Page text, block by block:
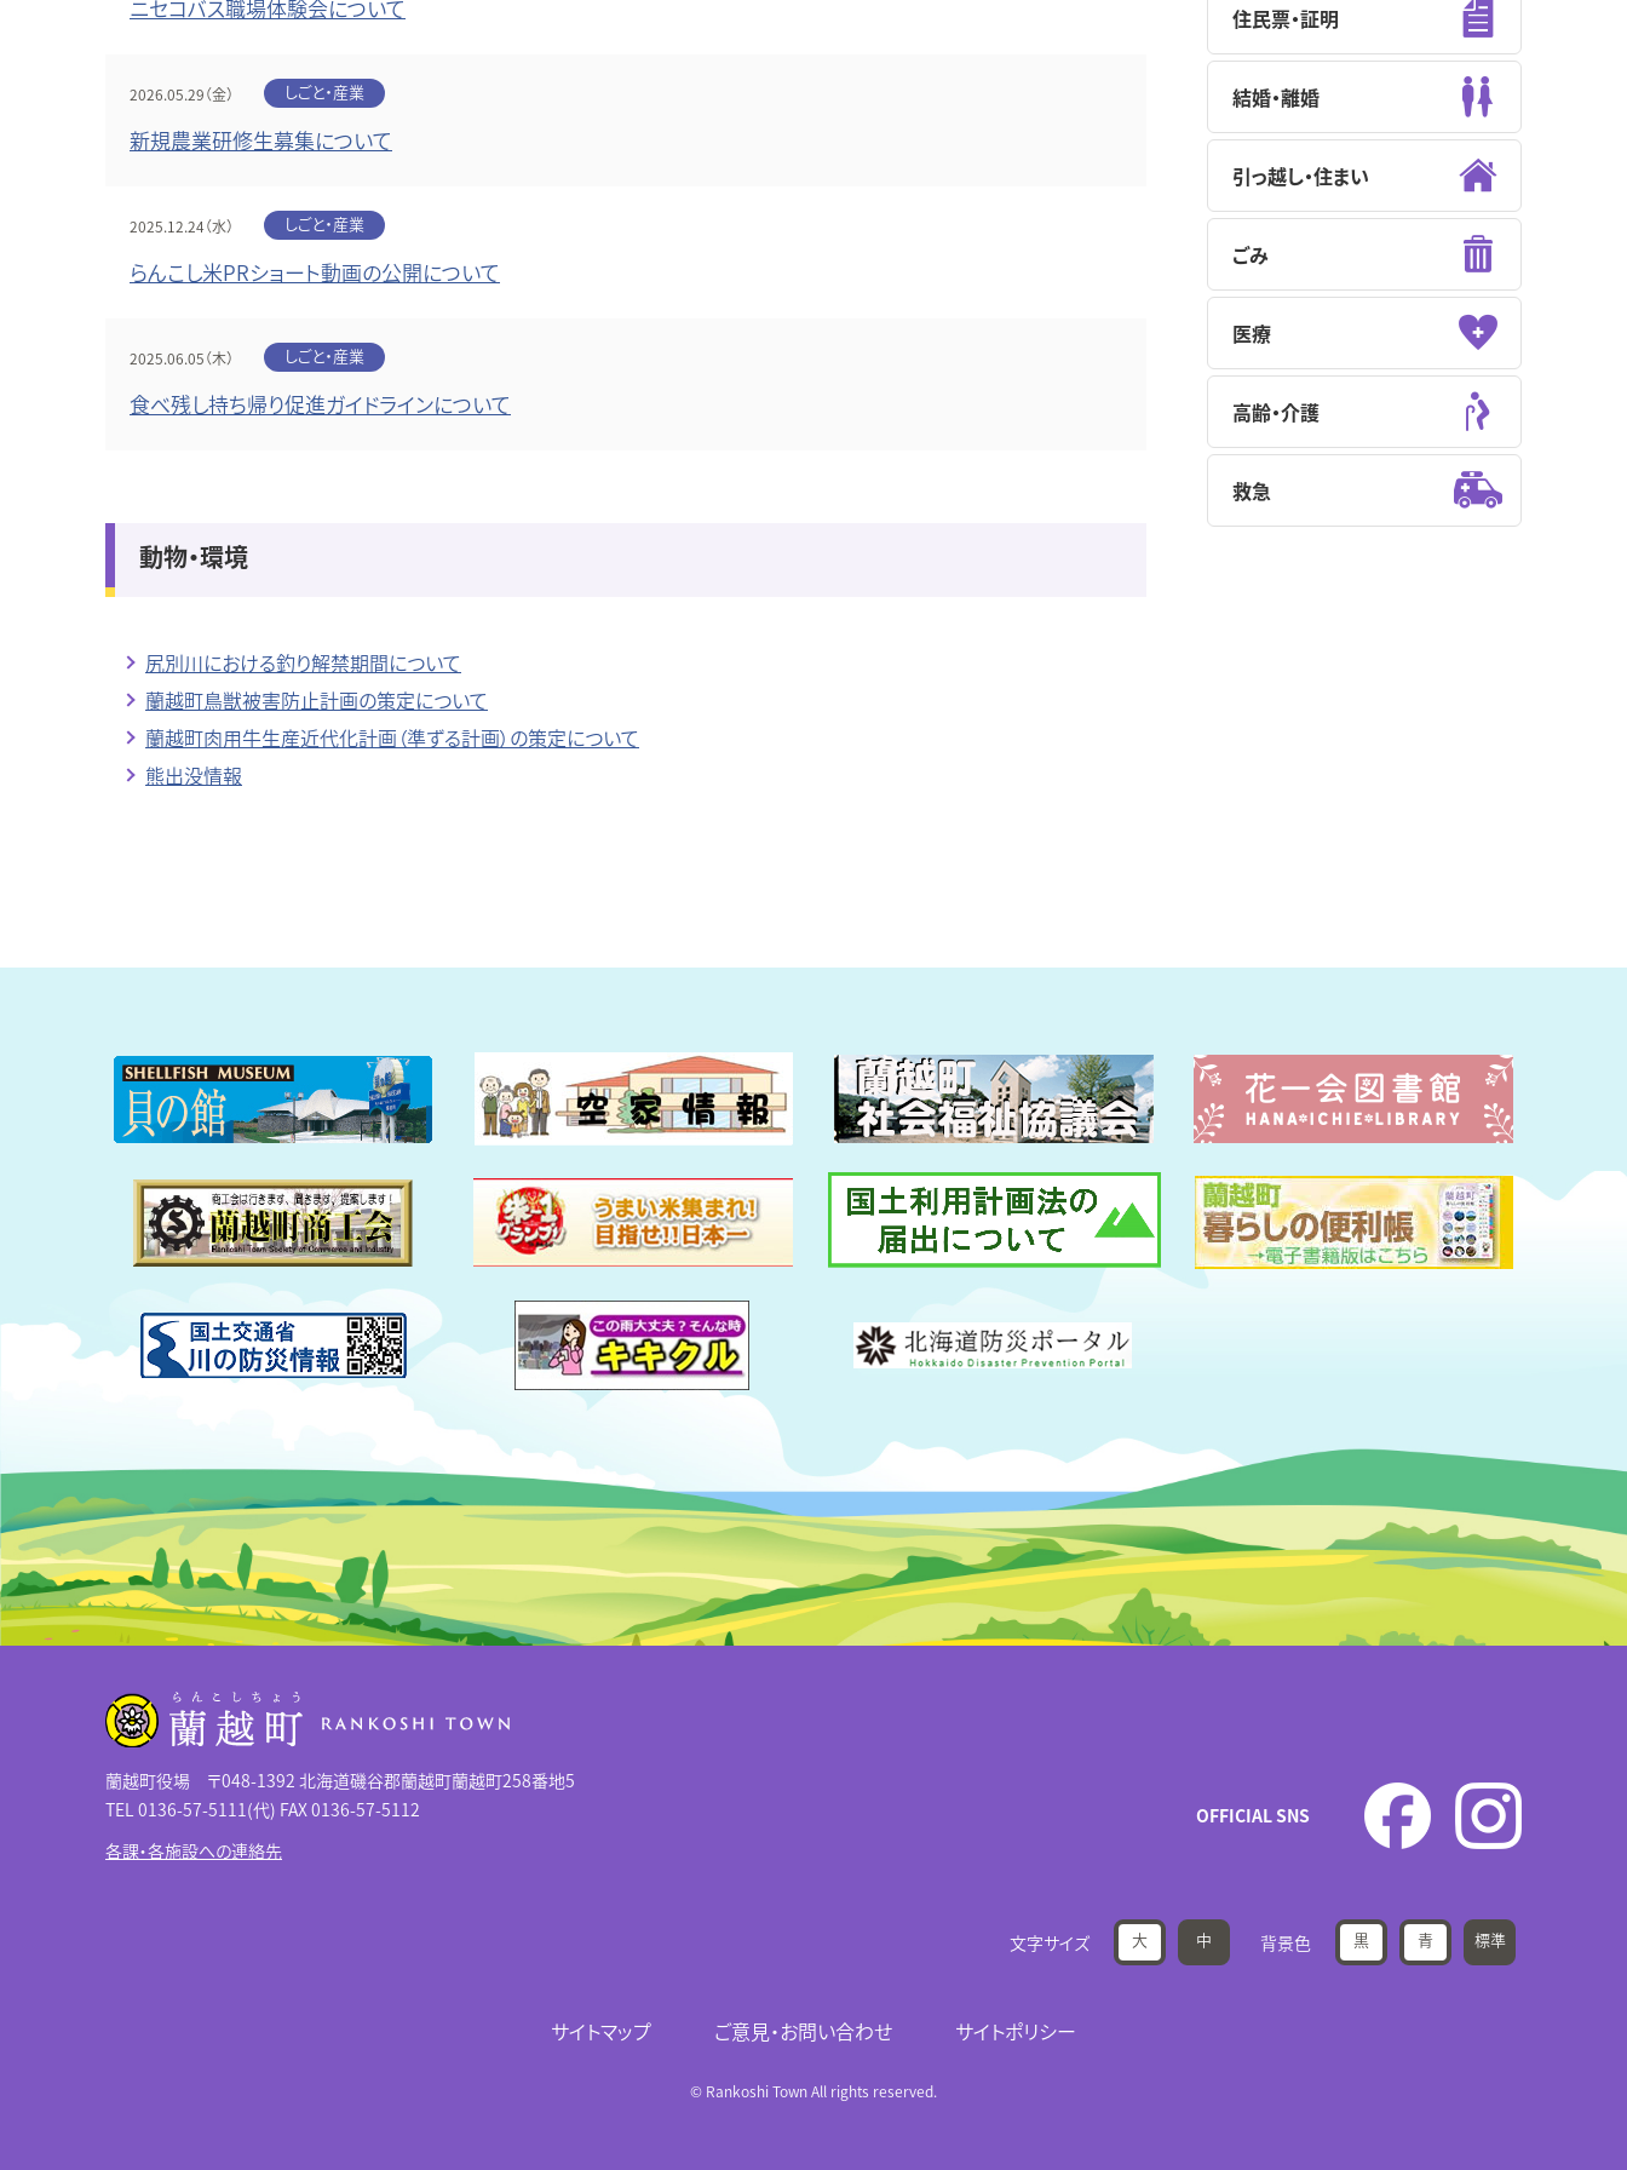
ニセコバス職場体験会について
2026.05.29（金） しごと・産業
新規農業研修生募集について
2025.12.24（水） しごと・産業
らんこし米PRショート動画の公開について
2025.06.05（木） しごと・産業
食べ残し持ち帰り促進ガイドラインについて
動物・環境
尻別川における釣り解禁期間について
蘭越町鳥獣被害防止計画の策定について
蘭越町肉用牛生産近代化計画（準ずる計画）の策定について
熊出没情報
住民票・証明
結婚・離婚
引っ越し・住まい
ごみ
医療
高齢・介護
救急
蘭越町役場 〒048-1392 北海道磯谷郡蘭越町蘭越町258番地5
TEL 0136-57-5111(代) FAX 0136-57-5112
各課・各施設への連絡先
OFFICIAL SNS
文字サイズ 大 中 背景色 黒 青 標準
サイトマップ ご意見・お問い合わせ サイトポリシー
© Rankoshi Town All rights reserved.